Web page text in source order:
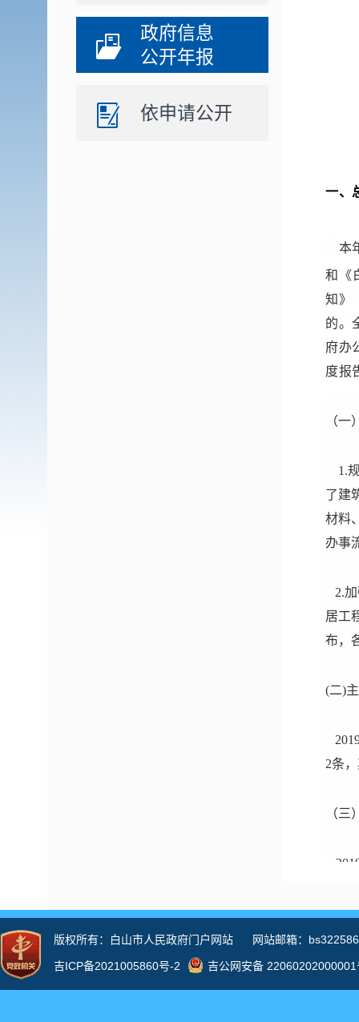
政府信息
公开年报
依申请公开
一、
本
和《
知》
的。
府办
度报
（一
1.规
了建
材料
办事
2.加
居工
布，
(二)
2条
（
关，
尽到
件件